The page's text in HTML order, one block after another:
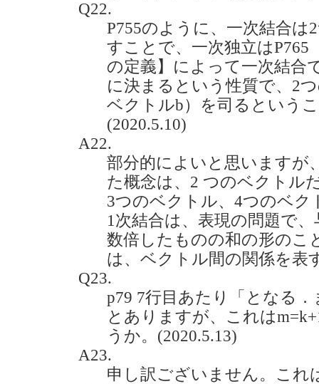
Q22.
P755のように、一次結合
すことで、一次独立はP765
の定義】によって一次結合
に決まるという性質で、2
ベクトルb）を司るという
(2020.5.10)
A22.
部分的によいと思いますが
た概念は、2 つのベクトル
3つのベクトル、4つのベク
1次結合は、表現の問題で
数倍したものの和の形のこ
は、ベクトル間の関係を表
Q23.
p79 7行目あたり「となる
とありますが、これは
うか。(2020.5.13)
A23.
申し訳ございません。これ